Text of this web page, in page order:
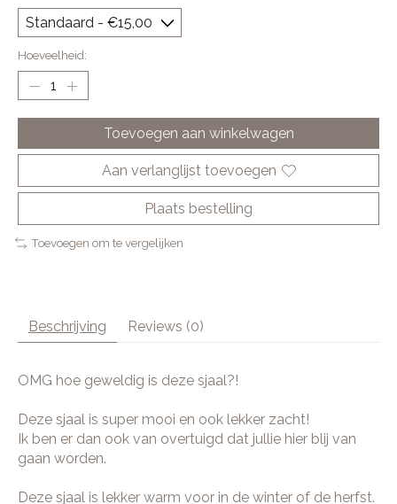
Hoeveelheid:
Toevoegen aan winkelwagen
Aan verlanglijst toevoegen
Plaats bestelling
Toevoegen om te vergelijken
Beschrijving Reviews (0)
OMG hoe geweldig is deze sjaal?!
Deze sjaal is super mooi en ook lekker zacht!
Ik ben er dan ook van overtuigd dat jullie hier blij van
gaan worden.
Deze sjaal is lekker warm voor in de winter of de herfst.